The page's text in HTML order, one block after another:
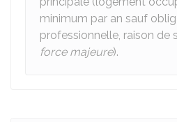
minimum par an sauf
professionnelle, raison de
force majeure).